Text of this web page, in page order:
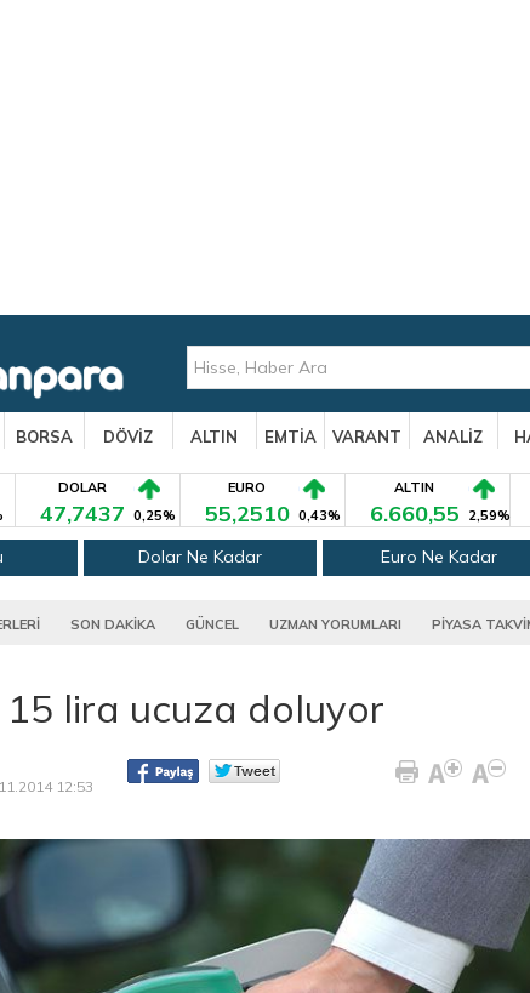
BORSA DÖVİZ ALTIN EMTİA VARANT ANALİZ
DOLAR
47,7437 0,25%
EURO
55,2510 0,43%
ALTIN
6.660,55 2,59%
Dolar Ne Kadar Euro Ne Kadar
SON DAKİKA GÜNCEL UZMAN YORUMLARI PİYASA
lira ucuza doluyor
12:53